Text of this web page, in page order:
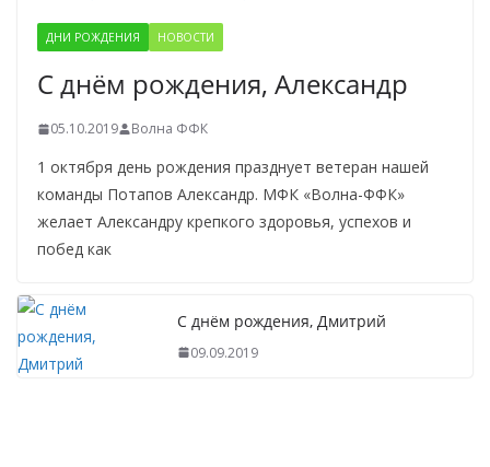
ДНИ РОЖДЕНИЯ НОВОСТИ
С днём рождения, Александр
05.10.2019 Волна ФФК
1 октября день рождения празднует ветеран нашей
команды Потапов Александр. МФК «Волна-ФФК»
желает Александру крепкого здоровья, успехов и
побед как
С днём рождения, Дмитрий
09.09.2019